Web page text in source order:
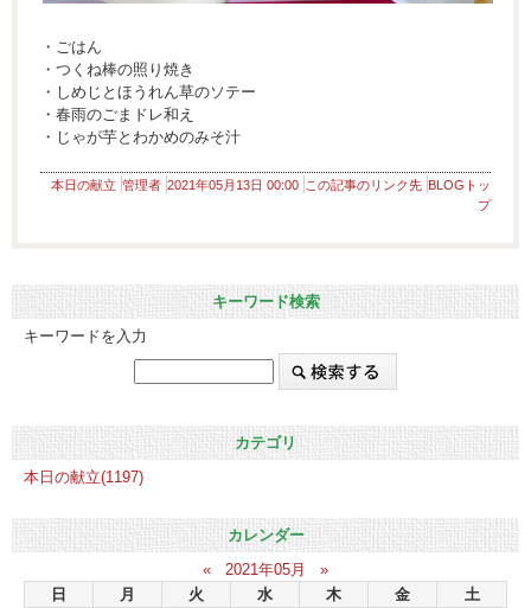
・ごはん
・つくね棒の照り焼き
・しめじとほうれん草のソテー
・春雨のごまドレ和え
・じゃが芋とわかめのみそ汁
本日の献立 管理者 2021年05月13日 00:00 この記事のリンク先 BLOGトッ
プ
キーワード検索
キーワードを入力
カテゴリ
本日の献立(1197)
カレンダー
«
2021年05月
»
日
月 火 水 木 金
土